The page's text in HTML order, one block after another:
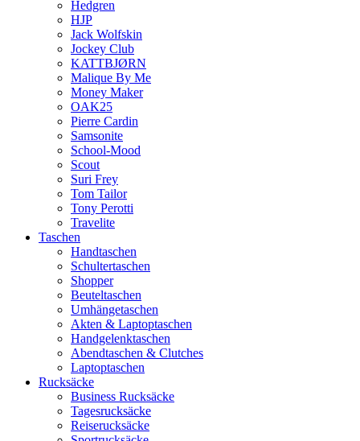
Hedgren
HJP
Jack Wolfskin
Jockey Club
KATTBJØRN
Malique By Me
Money Maker
OAK25
Pierre Cardin
Samsonite
School-Mood
Scout
Suri Frey
Tom Tailor
Tony Perotti
Travelite
Taschen
Handtaschen
Schultertaschen
Shopper
Beuteltaschen
Umhängetaschen
Akten & Laptoptaschen
Handgelenktaschen
Abendtaschen & Clutches
Laptoptaschen
Rucksäcke
Business Rucksäcke
Tagesrucksäcke
Reiserucksäcke